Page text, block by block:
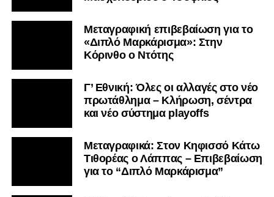
Ακολουθήστε το
μαθαίνετε πρώτοι τα κυανόλευκα νέα στην Ελλάδα και τον
υπόλοιπο κόσμο. Ακολουθήστε το lamiara.gr στο
μαθαίνετε σε χρόνο dt όλα τα νέα.
Μεταγραφική επιβεβαίωση για το
«Διπλό Μαρκάρισμα»: Στην
Κόρινθο ο Ντότης
Γ’ Εθνική: Όλες οι αλλαγές στο νέο
πρωτάθλημα – Κλήρωση, σέντρα
και νέο σύστημα playoffs
Μεταγραφικά: Στον Κηφισσό Κάτω
Τιθορέας ο Λάππας – Επιβεβαίωση
για το “Διπλό Μαρκάρισμα”